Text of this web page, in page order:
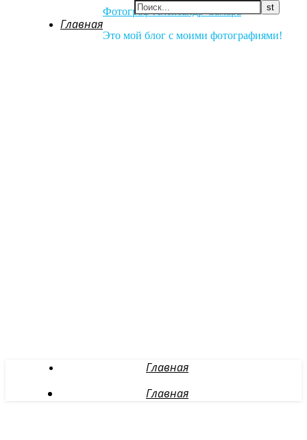
Главная
Фотограф Александр Самара
Это мой блог с моими фотографиями!
Главная
Главная